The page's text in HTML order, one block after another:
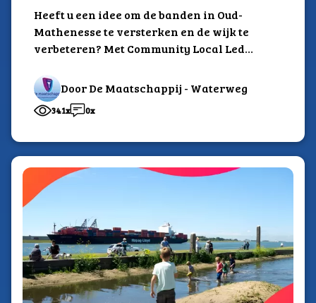
Heeft u een idee om de banden in Oud-
Mathenesse te versterken en de wijk te
verbeteren? Met Community Local Led
ondernemer of partner zelf de regie
Door De Maatschappij - Waterweg
341x 0x